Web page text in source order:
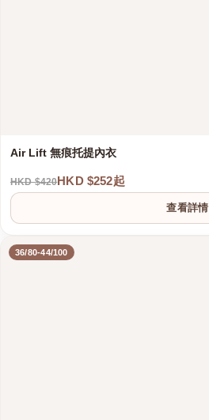
Air Lift 無痕托提內衣
HKD $420HKD $252起
查看詳情
36/80-44/100